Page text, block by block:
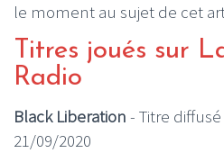
le moment au sujet de cet
Titres joués sur
Radio
Black Liberation - Titre
21/09/2020